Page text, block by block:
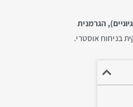
הגרמנית
בניחוח אוסטרי.